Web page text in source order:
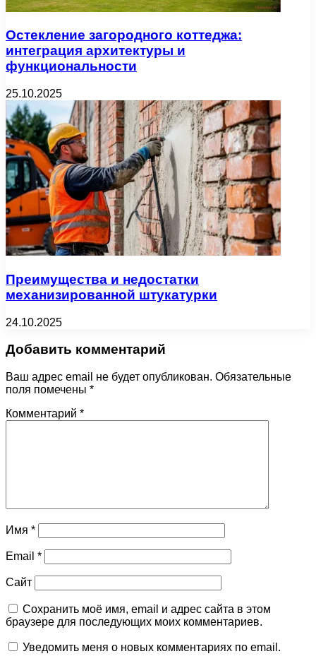
Остекление загородного коттеджа:
интеграция архитектуры и
функциональности
25.10.2025
Преимущества и недостатки
механизированной штукатурки
24.10.2025
Добавить комментарий
Ваш адрес email не будет опубликован. Обязательные
поля помечены *
Комментарий *
Имя *
Email *
Сайт
Сохранить моё имя, email и адрес сайта в этом
браузере для последующих моих комментариев.
Уведомить меня о новых комментариях по email.